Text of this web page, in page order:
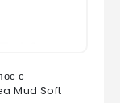
с
Mud Soft